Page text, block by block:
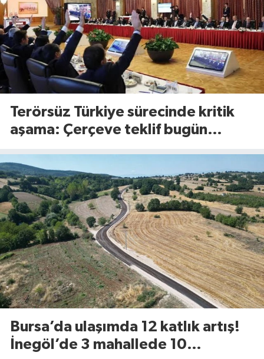
Terörsüz Türkiye sürecinde kritik
aşama: Çerçeve teklif bugün
Bursa’da ulaşımda 12 katlık artış!
İnegöl’de 3 mahallede 10